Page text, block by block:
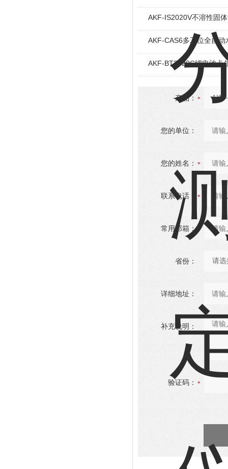
AKF-IS2020V不溶性固
AKF-CAS6多工位全自动
AKF-BT2020C锂电池卡
产品：
您的单位：
您的姓名：
联系电话：
常用邮箱：
省份：
详细地址：
补充说明：
验证码：